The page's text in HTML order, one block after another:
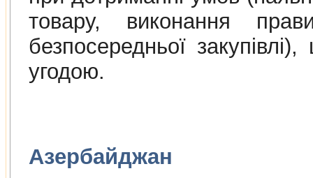
товару, виконання
безпосередньої
угодою.
Азербайджан